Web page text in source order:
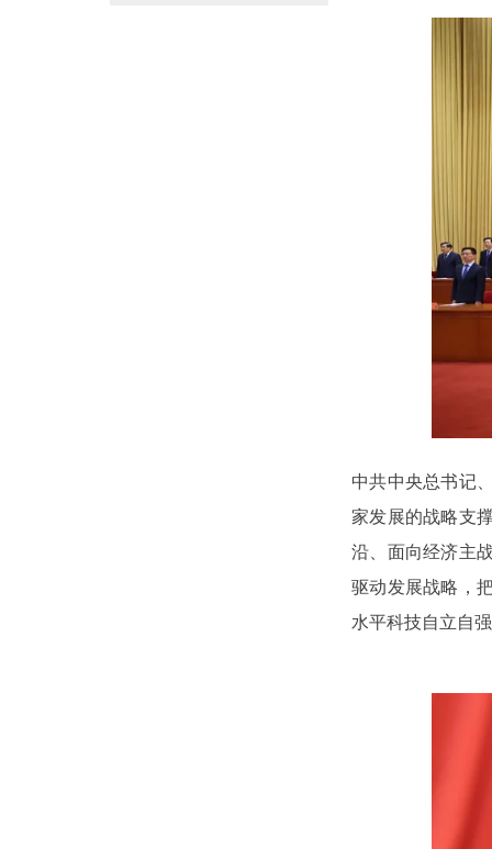
中共中央总书记
家发展的战略支
沿、面向经济主
驱动发展战略，
水平科技自立自